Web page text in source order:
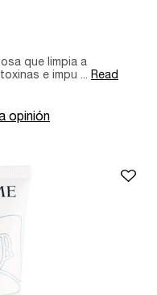
que limpia a
e impu ... Read
opinión